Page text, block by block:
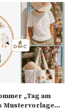
„Tag am
Mustervorlage...